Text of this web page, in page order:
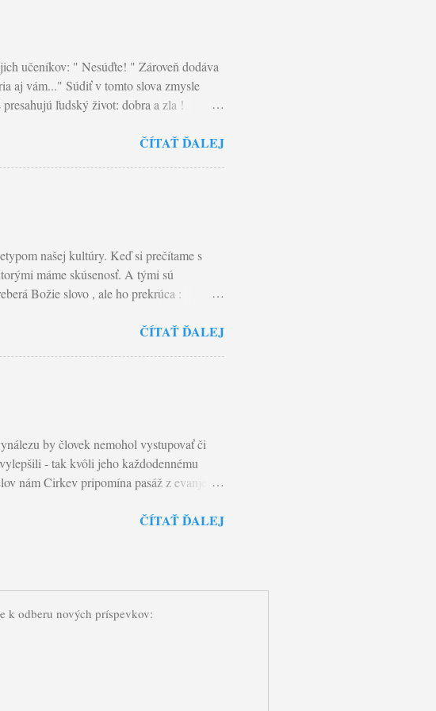
učeníkov: " Nesúďte! " Zároveň dodáva
aj vám..." Súdiť v tomto slova zmysle
ľudský život: dobra a zla !
veci - tým najčastejšie
nám naše viny, ako i my odpúšťame
aby ste neboli súdení. Lebo ako
ČÍTAŤ ĎALEJ
našej kultúry. Keď si prečítame s
máme skúsenosť. A tými sú
Božie slovo , ale ho prekrúca :
dobra a zla, aby nezomreli. Pretlmočené
. Tá požiera všetko - veci i blížneho. Ničí
aby si to žena uvedomila, je zaujatá
ČÍTAŤ ĎALEJ
by človek nemohol vystupovať či
- tak kvôli jeho každodennému
nám Cirkev pripomína pasáž z evanjelia,
kedy Natanael uznáva Ježišovo božstvo:
Boh-človek je prerušený. On je
kresťana je silou viery objaviť, že Kristus je
ČÍTAŤ ĎALEJ
k odberu nových príspevkov: